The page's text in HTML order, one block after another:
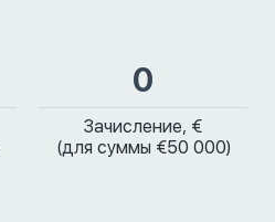
0
Зачисление, €
(для суммы €50 000)